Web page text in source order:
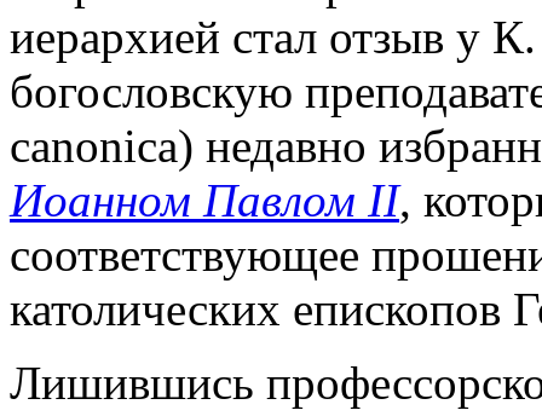
иерархией стал отзыв у
богословскую
canonica) недавно
Иоанном Павлом II,
соответствующее
католических епископов
Лишившись